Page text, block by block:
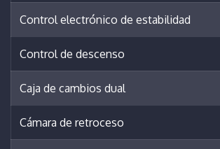
Control electrónico de estabilidad
Control de descenso
Caja de cambios dual
Cámara de retroceso